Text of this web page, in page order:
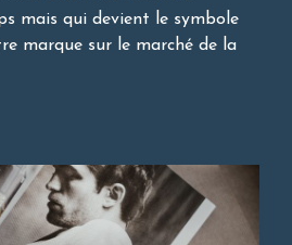
mais qui devient le symbole
marque sur le marché de la